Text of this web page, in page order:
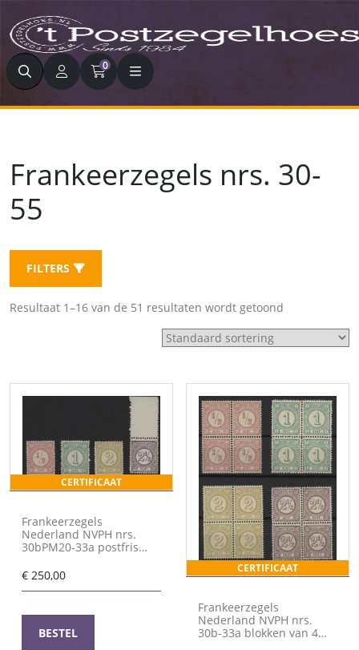
Zoeken 0
Frankeerzegels nrs. 30-
55
FILTERS
Resultaat 1–16 van de 51 resultaten wordt getoond
CERTIFICAAT
Frankeerzegels
Nederland NVPH nrs.
30bPM20-33a postfris
€ 250,00
BESTEL
CERTIFICAAT
Frankeerzegels
Nederland NVPH nrs.
30b-33a blokken van 4